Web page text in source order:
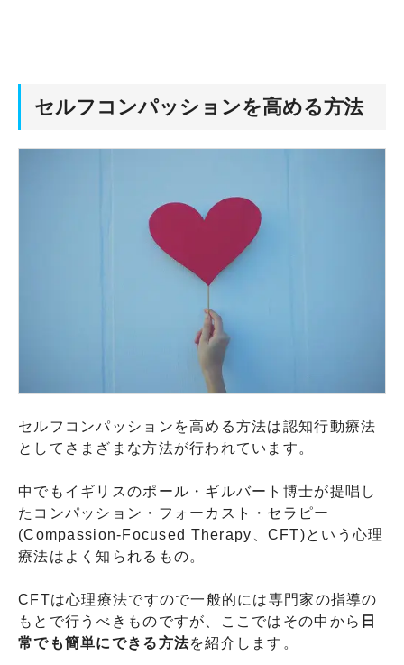
セルフコンパッションを高める方法
セルフコンパッションを高める方法は認知行動療法
としてさまざまな方法が行われています。
中でもイギリスのポール・ギルバート博士が提唱し
たコンパッション・フォーカスト・セラピー
(Compassion-Focused Therapy、CFT)という心理
療法はよく知られるもの。
CFTは心理療法ですので一般的には専門家の指導の
もとで行うべきものですが、ここではその中から 日
常でも簡単にできる方法を紹介します。